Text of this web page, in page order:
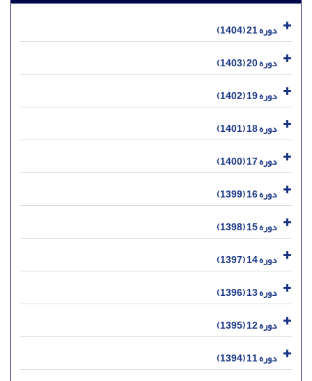
دوره 21 (1404)
دوره 20 (1403)
دوره 19 (1402)
دوره 18 (1401)
دوره 17 (1400)
دوره 16 (1399)
دوره 15 (1398)
دوره 14 (1397)
دوره 13 (1396)
دوره 12 (1395)
دوره 11 (1394)